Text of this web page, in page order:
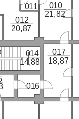
012
017
016
010
20,87
18,87
14,88
21,82
011
014